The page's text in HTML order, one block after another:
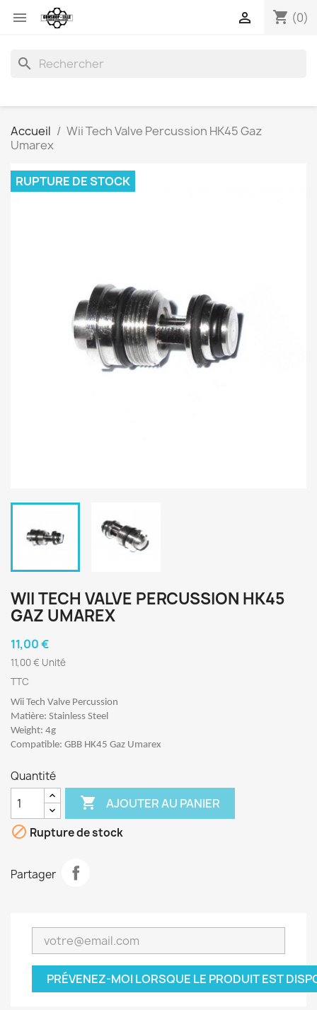
 shopping_cart (0)

search
Accueil
Wii Tech Valve Percussion HK45 Gaz
Umarex
RUPTURE DE STOCK
WII TECH VALVE PERCUSSION HK45
GAZ UMAREX
11,00 €
11,00 € Unité
TTC
Wii Tech Valve Percussion
Matière: Stainless Steel
Weight: 4g
Compatible: GBB HK45 Gaz Umarex
Quantité
 AJOUTER AU PANIER
 Rupture de stock
Partager
PRÉVENEZ-MOI LORSQUE LE PRODUIT EST